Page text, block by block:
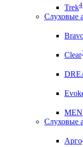
Trek4
Слуховые
Clear1
Слуховые
Арго